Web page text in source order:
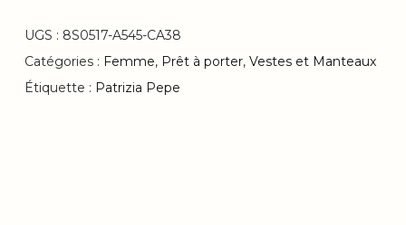
UGS : 8S0517-A545-CA38
Catégories : Femme, Prêt à porter, Vestes et Manteaux
Étiquette : Patrizia Pepe